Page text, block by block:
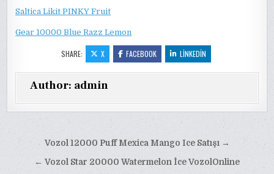
Saltica Likit PINKY Fruit
Gear 10000 Blue Razz Lemon
SHARE: X FACEBOOK LINKEDIN
Author: admin
gezinmesi
Vozol 12000 Puff Mexica Mango Ice Satışı →
← Vozol Star 20000 Watermelon İce VozolOnline